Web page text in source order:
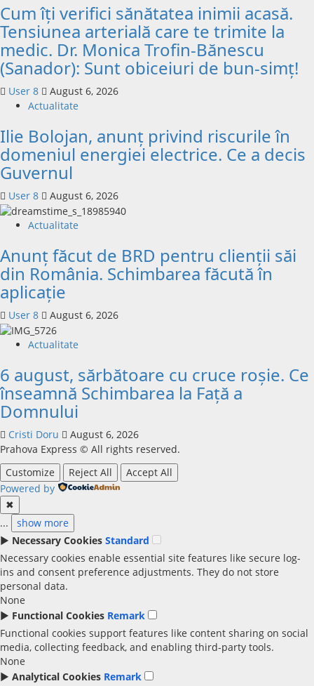
Cum îți verifici sănătatea inimii acasă.
Tensiunea arterială care te trimite la
medic. Dr. Monica Trofin-Bănescu
(Sanador): Sunt obiceiuri de bun-simț!
User 8
August 6, 2026
Actualitate
Ilie Bolojan, anunț privind riscurile în
domeniul energiei electrice. Ce a decis
Guvernul
User 8 August 6, 2026
Actualitate
Anunț făcut de BRD pentru clienții săi
din România. Schimbarea făcută în
aplicație
User 8 August 6, 2026
Actualitate
6 august, sărbătoare cu cruce roșie. Ce
înseamnă Schimbarea la Față a
Domnului
Cristi Doru
August 6, 2026
Prahova Express © All rights reserved.
Customize
Reject All
Accept All
Powered by
✖
...
show more
► Necessary Cookies Standard
Necessary cookies enable essential site features like secure log-
ins and consent preference adjustments. They do not store
personal data.
None
► Functional Cookies Remark
Functional cookies support features like content sharing on social
media, collecting feedback, and enabling third-party tools.
None
► Analytical Cookies Remark